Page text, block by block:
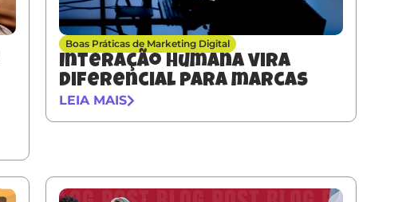
Boas Práticas de Marketing Digital
Interação humana vira
diferencial para marcas
LEIA MAIS